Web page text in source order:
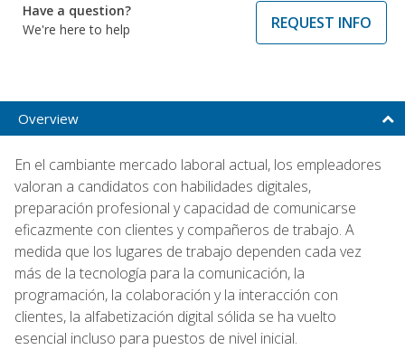
Have a question?
We're here to help
REQUEST INFO
Overview
En el cambiante mercado laboral actual, los empleadores
valoran a candidatos con habilidades digitales,
preparación profesional y capacidad de comunicarse
eficazmente con clientes y compañeros de trabajo. A
medida que los lugares de trabajo dependen cada vez
más de la tecnología para la comunicación, la
programación, la colaboración y la interacción con
clientes, la alfabetización digital sólida se ha vuelto
esencial incluso para puestos de nivel inicial.